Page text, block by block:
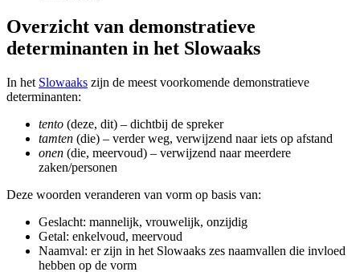
Overzicht van demonstratieve
determinanten in het Slowaaks
In het Slowaaks zijn de meest voorkomende demonstratieve
determinanten:
tento (deze, dit) – dichtbij de spreker
tamten (die) – verder weg, verwijzend naar iets op afstand
onen (die, meervoud) – verwijzend naar meerdere
zaken/personen
Deze woorden veranderen van vorm op basis van:
Geslacht: mannelijk, vrouwelijk, onzijdig
Getal: enkelvoud, meervoud
Naamval: er zijn in het Slowaaks zes naamvallen die invloed
hebben op de vorm